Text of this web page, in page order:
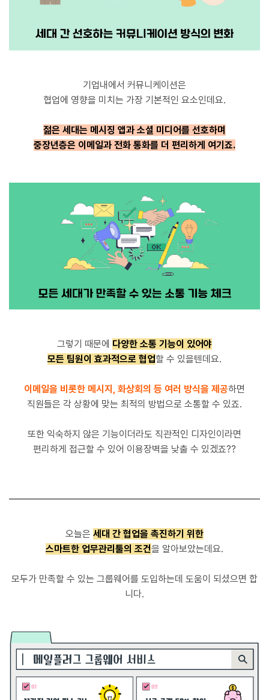
기업내에서 커뮤니케이션은
협업에 영향을 미치는 가장 기본적인 요소인데요.
젊은 세대는 메시징 앱과 소셜 미디어를 선호하며
중장년층은 이메일과 전화 통화를 더 편리하게 여기죠.
그렇기 때문에 다양한 소통 기능이 있어야
모든 팀원이 효과적으로 협업할 수 있을텐데요.
이메일을 비롯한 메시지, 화상회의 등 여러 방식을 제공하면
직원들은 각 상황에 맞는 최적의 방법으로 소통할 수 있죠.
또한 익숙하지 않은 기능이더라도 직관적인 디자인이라면
편리하게 접근할 수 있어 이용장벽을 낮출 수 있겠죠??
오늘은 세대 간 협업을 촉진하기 위한
스마트한 업무관리툴의 조건을 알아보았는데요.
모두가 만족할 수 있는 그룹웨어를 도입하는데 도움이 되셨으면 합
니다.